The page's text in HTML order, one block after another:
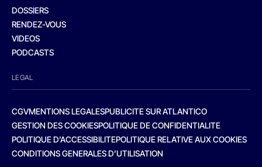
DOSSIERS
RENDEZ-VOUS
VIDEOS
PODCASTS
LEGAL
CGVMENTIONS LEGALESPUBLICITE SUR ATLANTICO
GESTION DES COOKIESPOLITIQUE DE CONFIDENTIALITE
POLITIQUE D’ACCESSIBILITEPOLITIQUE RELATIVE AUX COOKIES
CONDITIONS GENERALES D’UTILISATION